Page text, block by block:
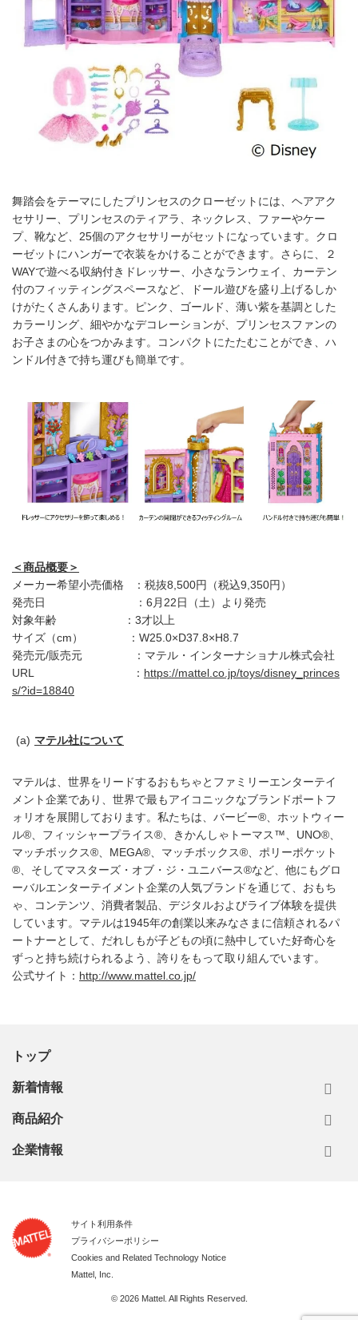
舞踏会をテーマにしたプリンセスのクローゼットには、ヘアアク
セサリー、プリンセスのティアラ、ネックレス、ファーやケー
プ、靴など、25個のアクセサリーがセットになっています。クロ
ーゼットにハンガーで衣装をかけることができます。さらに、２
WAYで遊べる収納付きドレッサー、小さなランウェイ、カーテン
付のフィッティングスペースなど、ドール遊びを盛り上げるしか
けがたくさんあります。ピンク、ゴールド、薄い紫を基調とした
カラーリング、細やかなデコレーションが、プリンセスファンの
お子さまの心をつかみます。コンパクトにたたむことができ、ハ
ンドル付きで持ち運びも簡単です。
＜商品概要＞
メーカー希望小売価格 ：税抜8,500円（税込9,350円）
発売日 ：6月22日（土）より発売
対象年齢 ：3才以上
サイズ（cm） ：W25.0×D37.8×H8.7
発売元/販売元 ：マテル・インターナショナル株式会社
URL ： https://mattel.co.jp/toys/disney_princes
s/?id=18840
マテル社について
マテルは、世界をリードするおもちゃとファミリーエンターテイ
メント企業であり、世界で最もアイコニックなブランドポートフ
ォリオを展開しております。私たちは、バービー®、ホットウィー
ル®、フィッシャープライス®、きかんしゃトーマス™、UNO®、
マッチボックス®、MEGA®、マッチボックス®、ポリーポケット
®、そしてマスターズ・オブ・ジ・ユニバース®など、他にもグロ
ーバルエンターテイメント企業の人気ブランドを通じて、おもち
ゃ、コンテンツ、消費者製品、デジタルおよびライブ体験を提供
しています。マテルは1945年の創業以来みなさまに信頼されるパ
ートナーとして、だれしもが子どもの頃に熱中していた好奇心を
ずっと持ち続けられるよう、誇りをもって取り組んでいます。
公式サイト： http://www.mattel.co.jp/
トップ
新着情報
商品紹介
企業情報
サイト利用条件
プライバシーポリシー
Cookies and Related Technology Notice
Mattel, Inc.
© 2026 Mattel. All Rights Reserved.